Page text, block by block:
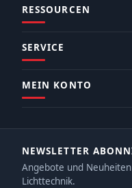
RESSOURCEN
SERVICE
MEIN KONTO
NEWSLETTER
Angebote und
Lichttechnik.